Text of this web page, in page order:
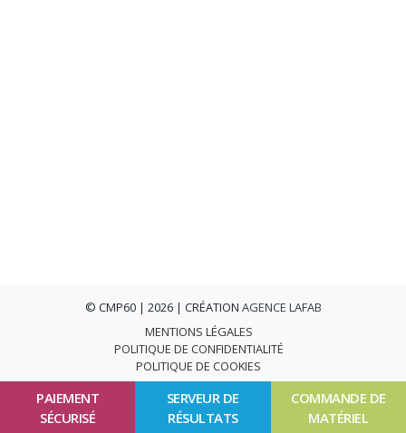
PAIEMENT
SÉCURISÉ
SERVEUR DE
RÉSULTATS
COMMANDE DE
MATÉRIEL
© CMP60 | 2026 | CRÉATION AGENCE LAFAB
MENTIONS LÉGALES
POLITIQUE DE CONFIDENTIALITÉ
POLITIQUE DE COOKIES